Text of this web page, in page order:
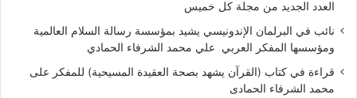
العدد الجديد من مجلة كل خميس
نائب في البرلمان الإندونيسي يشيد بمؤسسة رسالة السلام العالمية
ومؤسسها المفكر العربي علي محمد الشرفاء الحمادي
قراءة في كتاب (القرآن يشهد بصحة العقيدة المسيحية) للمفكر على
محمد الشرفاء الحمادى